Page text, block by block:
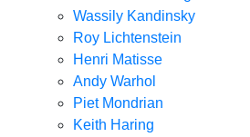
Wassily Kandinsky
Roy Lichtenstein
Henri Matisse
Andy Warhol
Piet Mondrian
Keith Haring